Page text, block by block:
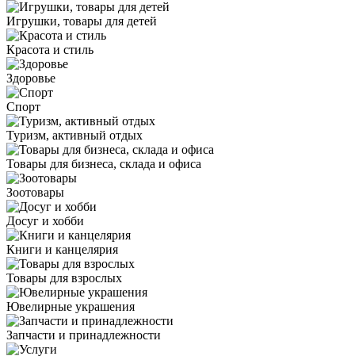
Игрушки, товары для детей
Красота и стиль
Здоровье
Спорт
Туризм, активный отдых
Товары для бизнеса, склада и офиса
Зоотовары
Досуг и хобби
Книги и канцелярия
Товары для взрослых
Ювелирные украшения
Запчасти и принадлежности